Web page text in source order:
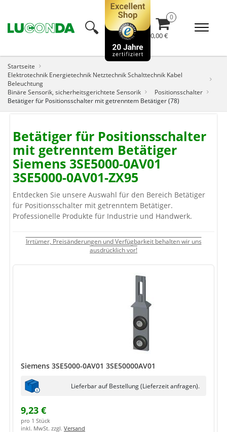
🔍︎ 0,00 €
Startseite
Elektrotechnik Energietechnik Netztechnik Schalttechnik Kabel
Beleuchtung
Binäre Sensorik, sicherheitsgerichtete Sensorik
Positionsschalter
Betätiger für Positionsschalter mit getrenntem Betätiger (78)
Betätiger für Positionsschalter
mit getrenntem Betätiger
Siemens 3SE5000-0AV01
3SE5000-0AV01-ZX95
Entdecken Sie unsere Auswahl für den Bereich Betätiger
für Positionsschalter mit getrenntem Betätiger.
Professionelle Produkte für Industrie und Handwerk.
Irrtümer, Preisänderungen und Verfügbarkeit behalten wir uns
ausdrücklich vor!
Siemens 3SE5000-0AV01 3SE50000AV01
Lieferbar auf Bestellung (Lieferzeit anfragen).
9,23 €
pro 1 Stück
inkl. MwSt. zzgl. Versand